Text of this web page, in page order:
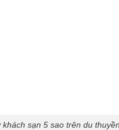
sạn 5 sao trên du